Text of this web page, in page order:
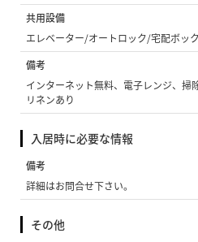
共用設備
エレベーター/オートロック/宅配ボッ
備考
インターネット無料、電子レンジ、掃
リネンあり
入居時に必要な情報
備考
詳細はお問合せ下さい。
その他